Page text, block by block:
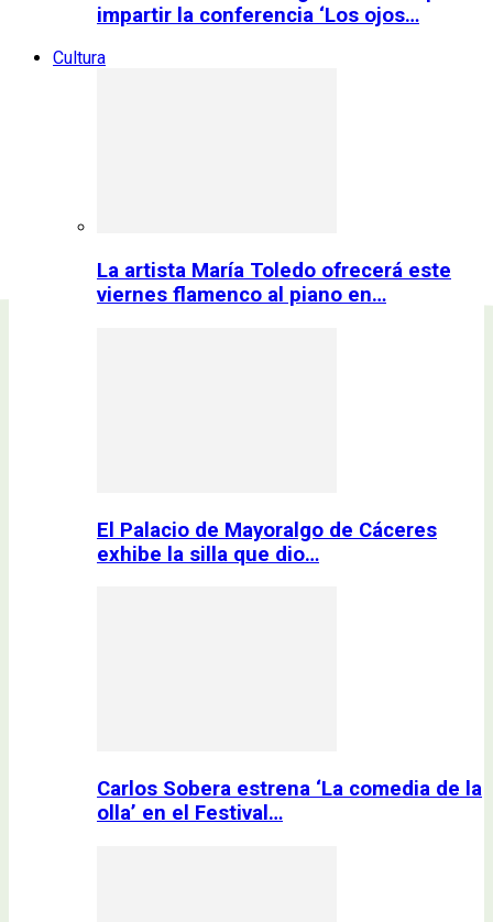
impartir la conferencia ‘Los ojos…
Cultura
La artista María Toledo ofrecerá este
viernes flamenco al piano en…
El Palacio de Mayoralgo de Cáceres
exhibe la silla que dio…
Carlos Sobera estrena ‘La comedia de la
olla’ en el Festival…